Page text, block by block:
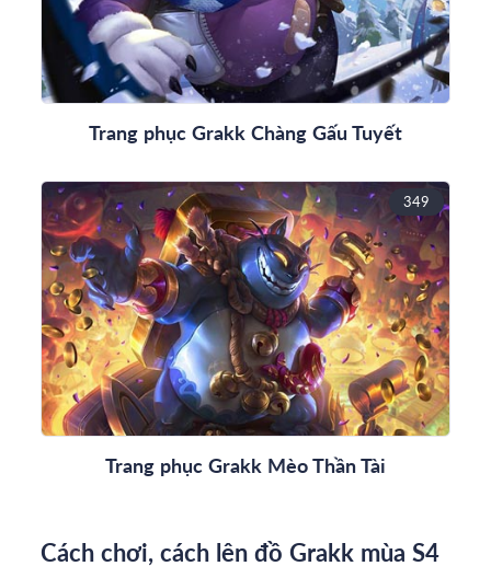
Trang phục Grakk Chàng Gấu Tuyết
349
Trang phục Grakk Mèo Thần Tài
Cách chơi, cách lên đồ Grakk mùa S4